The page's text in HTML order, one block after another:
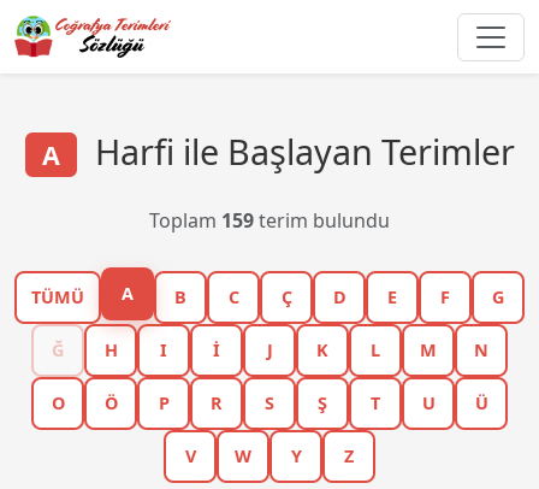
A Harfi ile Başlayan Terimler
Toplam 159terim bulundu
TÜMÜ A B C Ç D E F G
Ğ H I İ J K L M N
O Ö P R S Ş T U Ü
V W Y Z